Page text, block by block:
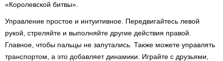
«Королевской битвы».
Управление простое и интуитивное. Передвигайтесь левой
рукой, стреляйте и выполняйте другие действия правой.
Главное, чтобы пальцы не запутались. Также можете управлять
транспортом, а это добавляет динамики. Играйте с друзьями,